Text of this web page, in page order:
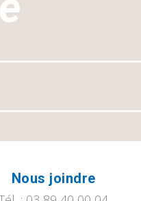
Nous joindre